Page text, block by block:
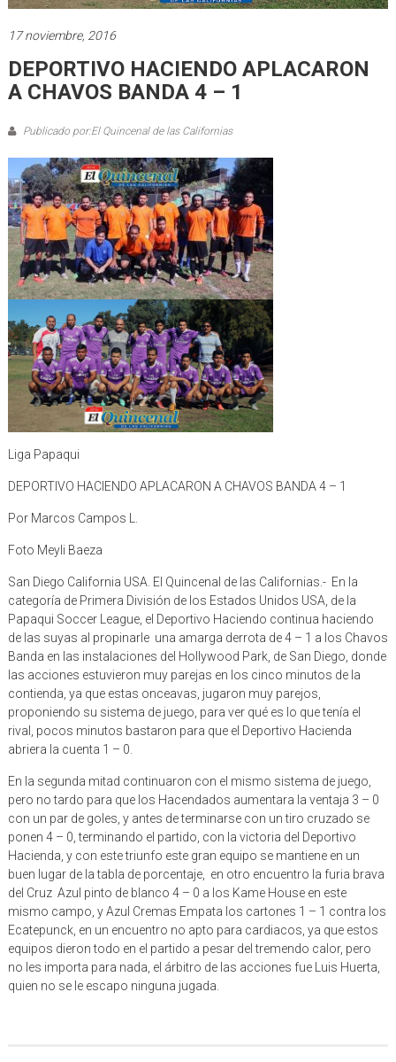
17 noviembre, 2016
DEPORTIVO HACIENDO APLACARON
A CHAVOS BANDA 4 – 1
Publicado por:El Quincenal de las Californias
Liga Papaqui
DEPORTIVO HACIENDO APLACARON A CHAVOS BANDA 4 – 1
Por Marcos Campos L.
Foto Meyli Baeza
San Diego California USA. El Quincenal de las Californias.- En la
categoría de Primera División de los Estados Unidos USA, de la
Papaqui Soccer League, el Deportivo Haciendo continua haciendo
de las suyas al propinarle una amarga derrota de 4 – 1 a los Chavos
Banda en las instalaciones del Hollywood Park, de San Diego, donde
las acciones estuvieron muy parejas en los cinco minutos de la
contienda, ya que estas onceavas, jugaron muy parejos,
proponiendo su sistema de juego, para ver qué es lo que tenía el
rival, pocos minutos bastaron para que el Deportivo Hacienda
abriera la cuenta 1 – 0.
En la segunda mitad continuaron con el mismo sistema de juego,
pero no tardo para que los Hacendados aumentara la ventaja 3 – 0
con un par de goles, y antes de terminarse con un tiro cruzado se
ponen 4 – 0, terminando el partido, con la victoria del Deportivo
Hacienda, y con este triunfo este gran equipo se mantiene en un
buen lugar de la tabla de porcentaje, en otro encuentro la furia brava
del Cruz Azul pinto de blanco 4 – 0 a los Kame House en este
mismo campo, y Azul Cremas Empata los cartones 1 – 1 contra los
Ecatepunck, en un encuentro no apto para cardiacos, ya que estos
equipos dieron todo en el partido a pesar del tremendo calor, pero
no les importa para nada, el árbitro de las acciones fue Luis Huerta,
quien no se le escapo ninguna jugada.